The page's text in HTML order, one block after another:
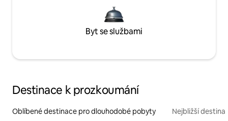
Byt se službami
Destinace k prozkoumání
Oblíbené destinace pro dlouhodobé pobyty Nejbližší